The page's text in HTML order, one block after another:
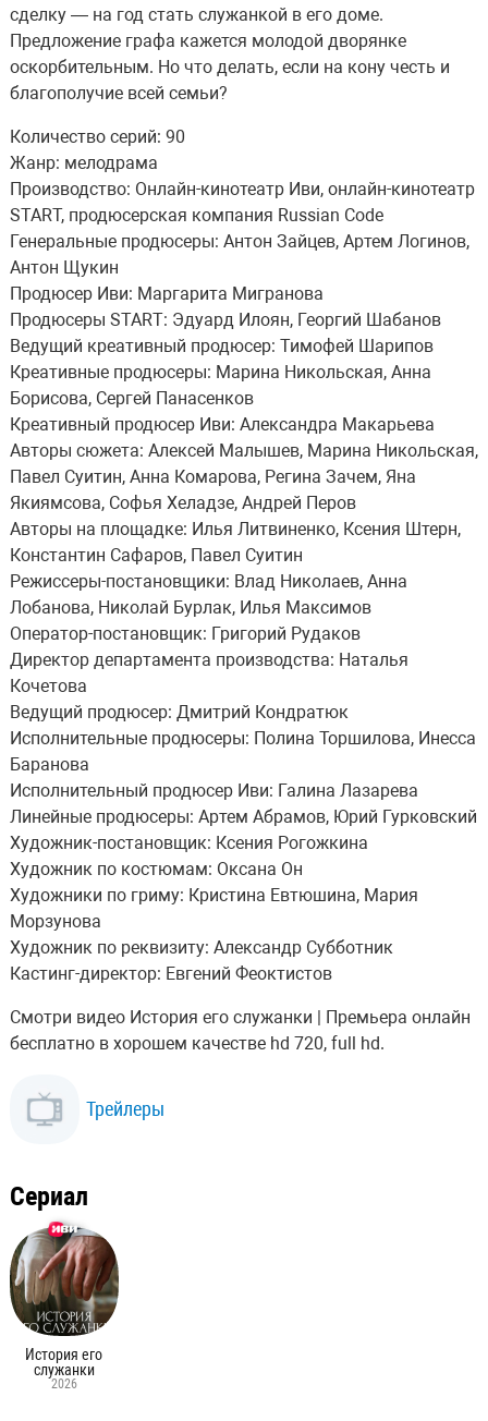
сделку — на год стать служанкой в его доме.
Предложение графа кажется молодой дворянке
оскорбительным. Но что делать, если на кону честь и
благополучие всей семьи?
Количество серий: 90
Жанр: мелодрама
Производство: Онлайн-кинотеатр Иви, онлайн-кинотеатр
START, продюсерская компания Russian Code
Генеральные продюсеры: Антон Зайцев, Артем Логинов,
Антон Щукин
Продюсер Иви: Маргарита Мигранова
Продюсеры START: Эдуард Илоян, Георгий Шабанов
Ведущий креативный продюсер: Тимофей Шарипов
Креативные продюсеры: Марина Никольская, Анна
Борисова, Сергей Панасенков
Креативный продюсер Иви: Александра Макарьева
Авторы сюжета: Алексей Малышев, Марина Никольская,
Павел Суитин, Анна Комарова, Регина Зачем, Яна
Якиямсова, Софья Хеладзе, Андрей Перов
Авторы на площадке: Илья Литвиненко, Ксения Штерн,
Константин Сафаров, Павел Суитин
Режиссеры-постановщики: Влад Николаев, Анна
Лобанова, Николай Бурлак, Илья Максимов
Оператор-постановщик: Григорий Рудаков
Директор департамента производства: Наталья
Кочетова
Ведущий продюсер: Дмитрий Кондратюк
Исполнительные продюсеры: Полина Торшилова, Инесса
Баранова
Исполнительный продюсер Иви: Галина Лазарева
Линейные продюсеры: Артем Абрамов, Юрий Гурковский
Художник-постановщик: Ксения Рогожкина
Художник по костюмам: Оксана Он
Художники по гриму: Кристина Евтюшина, Мария
Морзунова
Художник по реквизиту: Александр Субботник
Кастинг-директор: Евгений Феоктистов
Смотри видео История его служанки | Премьера онлайн
бесплатно в хорошем качестве hd 720, full hd.
Трейлеры
Сериал
История его
служанки
2026